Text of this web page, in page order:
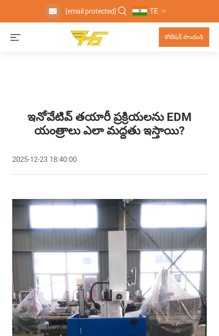
[email protected] TE
కోటేషన్ పొందండి
ఇనోవేటివ్ తయారీ ప్రక్రియలను EDM
యంత్రాలు ఎలా మద్దతు ఇస్తాయి?
2025-12-23 18:40:00